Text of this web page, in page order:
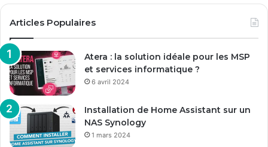
Articles Populaires
Atera : la solution idéale pour les MSP
et services informatique ?
6 avril 2024
Installation de Home Assistant sur un
NAS Synology
1 mars 2024